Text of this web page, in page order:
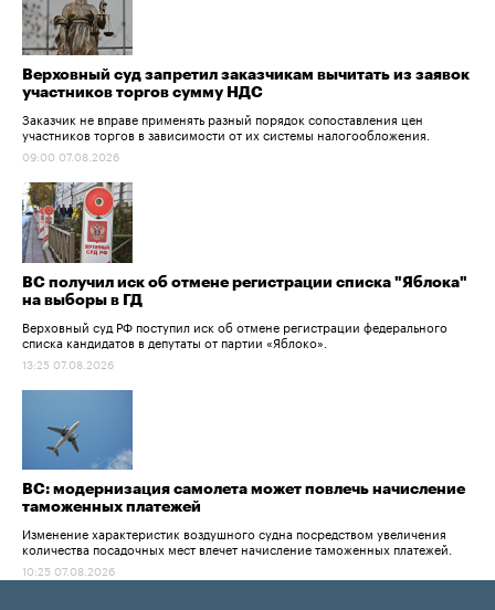
Верховный суд запретил заказчикам вычитать из заявок
участников торгов сумму НДС
Заказчик не вправе применять разный порядок сопоставления цен
участников торгов в зависимости от их системы налогообложения.
09:00 07.08.2026
ВС получил иск об отмене регистрации списка "Яблока"
на выборы в ГД
Верховный суд РФ поступил иск об отмене регистрации федерального
списка кандидатов в депутаты от партии «Яблоко».
13:25 07.08.2026
ВС: модернизация самолета может повлечь начисление
таможенных платежей
Изменение характеристик воздушного судна посредством увеличения
количества посадочных мест влечет начисление таможенных платежей.
10:25 07.08.2026